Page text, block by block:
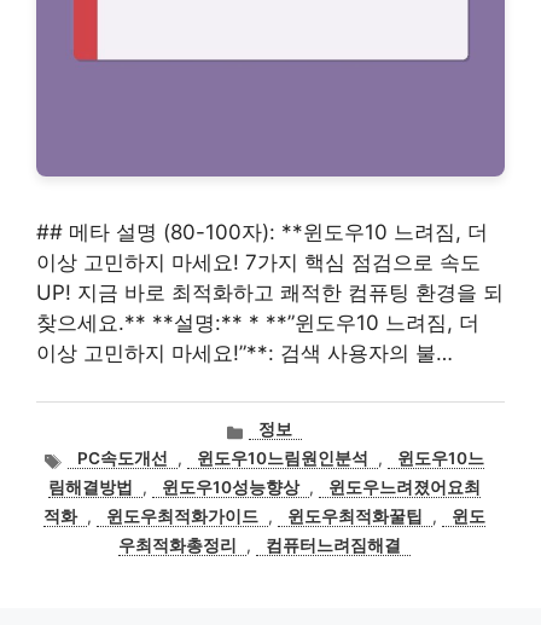
## 메타 설명 (80-100자): **윈도우10 느려짐, 더
이상 고민하지 마세요! 7가지 핵심 점검으로 속도
UP! 지금 바로 최적화하고 쾌적한 컴퓨팅 환경을 되
찾으세요.** **설명:** * **”윈도우10 느려짐, 더
이상 고민하지 마세요!”**: 검색 사용자의 불…
카
테
고
리
정보
태
그
PC속도개선 , 윈도우10느림원인분석 ,
윈도우10느
림해결방법
, 윈도우10성능향상 ,
윈도우느려졌어요최
적화 , 윈도우최적화가이드 , 윈도우최적화꿀팁 ,
윈도
우최적화총정리
, 컴퓨터느려짐해결